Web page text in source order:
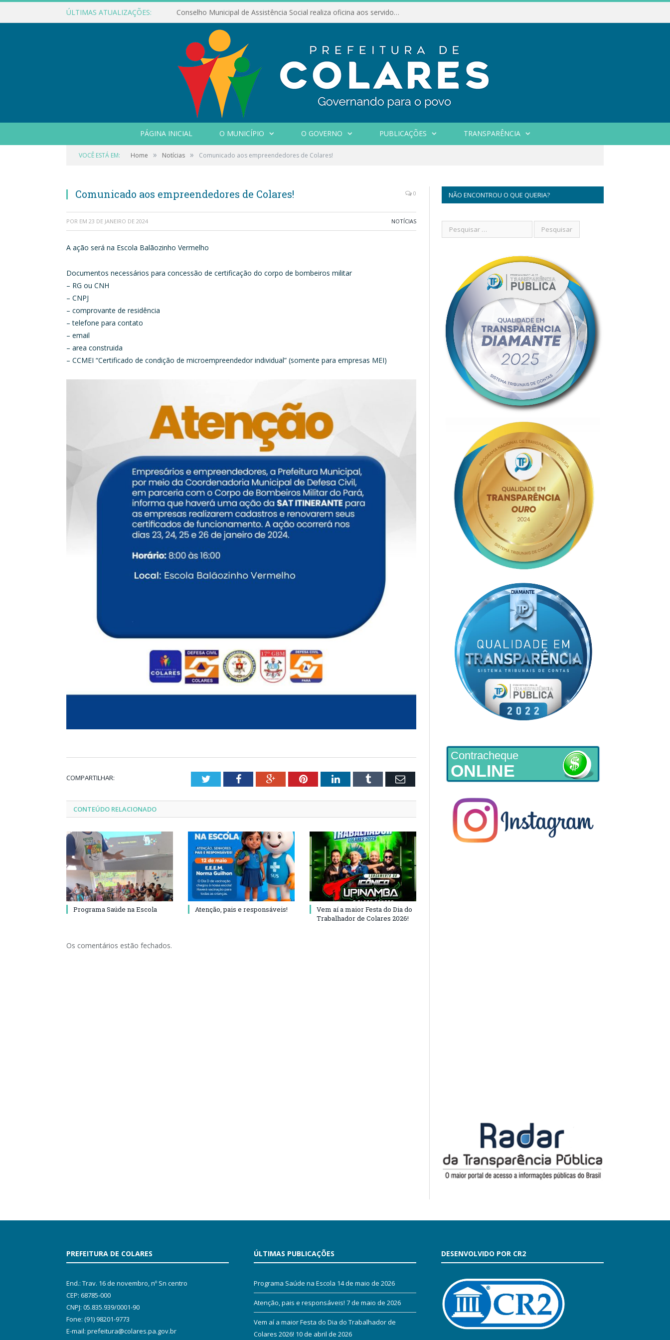
ÚLTIMAS ATUALIZAÇÕES: Conselho Municipal de Assistência Social realiza oficina aos servidores
PÁGINA INICIAL O MUNICÍPIO O GOVERNO PUBLICAÇÕES TRANSPARÊNCIA
VOCÊ ESTÁ EM: Home » Notícias » Comunicado aos empreendedores de Colares!
Comunicado aos empreendedores de Colares! 0
POR EM 23 DE JANEIRO DE 2024 NOTÍCIAS
A ação será na Escola Balãozinho Vermelho
Documentos necessários para concessão de certificação do corpo de bombeiros militar
– RG ou CNH
– CNPJ
– comprovante de residência
– telefone para contato
– email
– area construida
– CCMEI “Certificado de condição de microempreendedor individual” (somente para empresas MEI)
COMPARTILHAR: TwitterFacebookGoogle+PinterestLinkedInTumblr Email
CONTEÚDO RELACIONADO
Programa Saúde na Escola Atenção, pais e responsáveis!
Vem aí a maior Festa do Dia do
Trabalhador de Colares 2026!
Os comentários estão fechados.
NÃO ENCONTROU O QUE QUERIA?
Contracheque
ONLINE
PREFEITURA DE COLARES
End.: Trav. 16 de novembro, nº Sn centro
CEP: 68785-000
CNPJ: 05.835.939/0001-90
Fone: (91) 98201-9773
E-mail: prefeitura@colares.pa.gov.br
ÚLTIMAS PUBLICAÇÕES
Programa Saúde na Escola 14 de maio de 2026
Atenção, pais e responsáveis! 7 de maio de 2026
Vem aí a maior Festa do Dia do Trabalhador de
Colares 2026! 10 de abril de 2026
DESENVOLVIDO POR CR2